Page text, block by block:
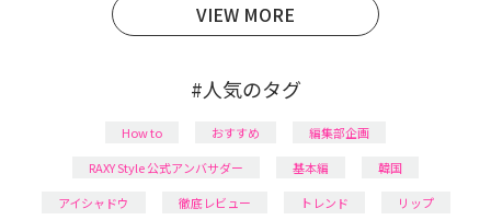
VIEW MORE
#人気のタグ
How to おすすめ
編集部企画
RAXY Style 公式アンバサダー
基本編
韓国
アイシャドウ
徹底レビュー トレンド
リップ